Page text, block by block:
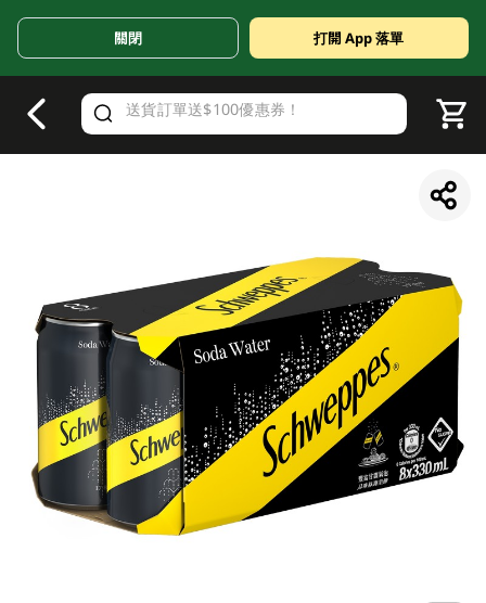
Valid Until 30 June 2026
關閉 打開 App 落單